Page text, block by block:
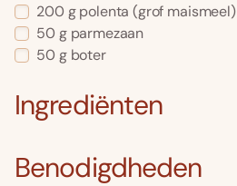
200 g polenta (grof maismeel)
50 g parmezaan
50 g boter
Ingrediënten
Benodigdheden